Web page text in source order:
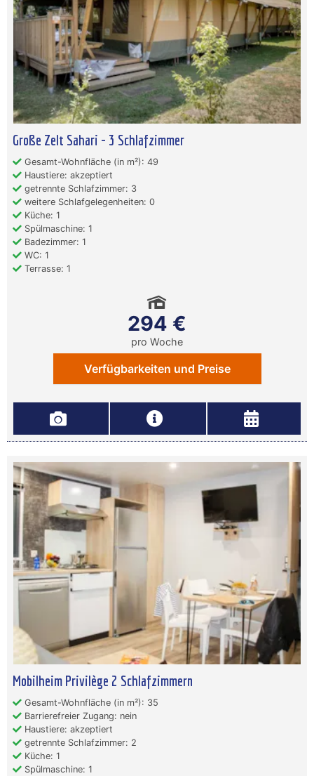
Große Zelt Sahari - 3 Schlafzimmer
Gesamt-Wohnfläche (in m²): 49
Haustiere: akzeptiert
getrennte Schlafzimmer: 3
weitere Schlafgelegenheiten: 0
Küche: 1
Spülmaschine: 1
Badezimmer: 1
WC: 1
Terrasse: 1
294 €
pro Woche
Verfügbarkeiten und Preise
Mobilheim Privilège 2 Schlafzimmern
Gesamt-Wohnfläche (in m²): 35
Barrierefreier Zugang: nein
Haustiere: akzeptiert
getrennte Schlafzimmer: 2
Küche: 1
Spülmaschine: 1